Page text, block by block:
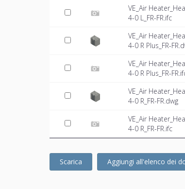
VE_Air
4-0 L_FR-FR.ifc
VE_Air
4-0 R Plus_FR-
VE_Air
4-0 R Plus_FR-
VE_Air
4-0 R_FR-FR.dwg
VE_Air
4-0 R_FR-FR.ifc
Scarica Aggiungi all'elenco dei